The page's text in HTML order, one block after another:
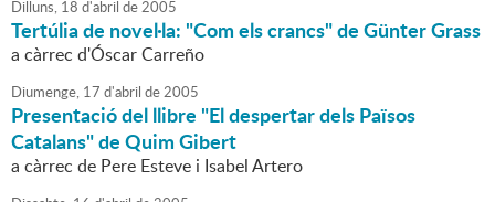
Dilluns, 18 d'abril de2005
Tertúlia de novel·la: "Com els crancs" de Günter Grass
a càrrec d'Óscar Carreño
Diumenge, 17 d'abril de2005
Presentació del llibre "El despertar dels Països
Catalans" de Quim Gibert
a càrrec de Pere Esteve i Isabel Artero